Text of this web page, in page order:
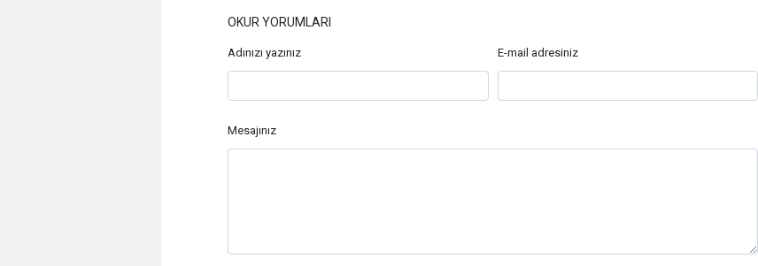
OKUR YORUMLARI
Adınızı yazınız E-mail adresiniz
Mesajınız